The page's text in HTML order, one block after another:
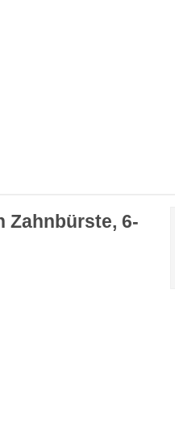
Zahnbürste, 6-